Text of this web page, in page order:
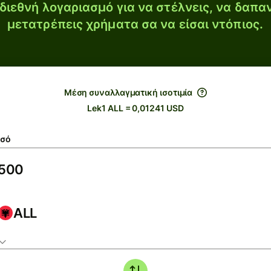
λογαριασμό για να στέλνεις, να
μετατρέπεις χρήματα σα να είσαι ντόπιος.
Μέση συναλλαγματική ισοτιμία
Lek1 ALL = 0,01241 USD
ALL